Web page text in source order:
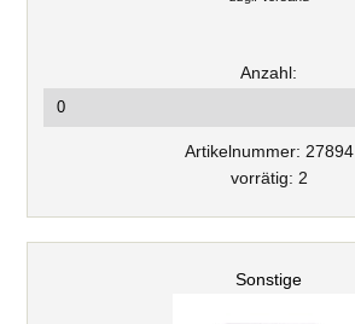
Artikelnummer: 27894
vorrätig: 2
Sonstige